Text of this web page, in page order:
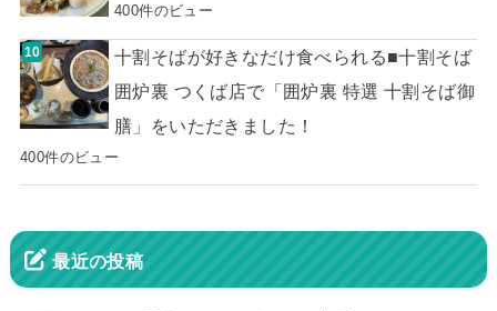
400件のビュー
十割そばが好きなだけ食べられる■十割そば
囲炉裏 つくば店で「囲炉裏 特選 十割そば御
膳」をいただきました！
400件のビュー
最近の投稿